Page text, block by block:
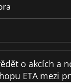
o akcích a
ETA mezi